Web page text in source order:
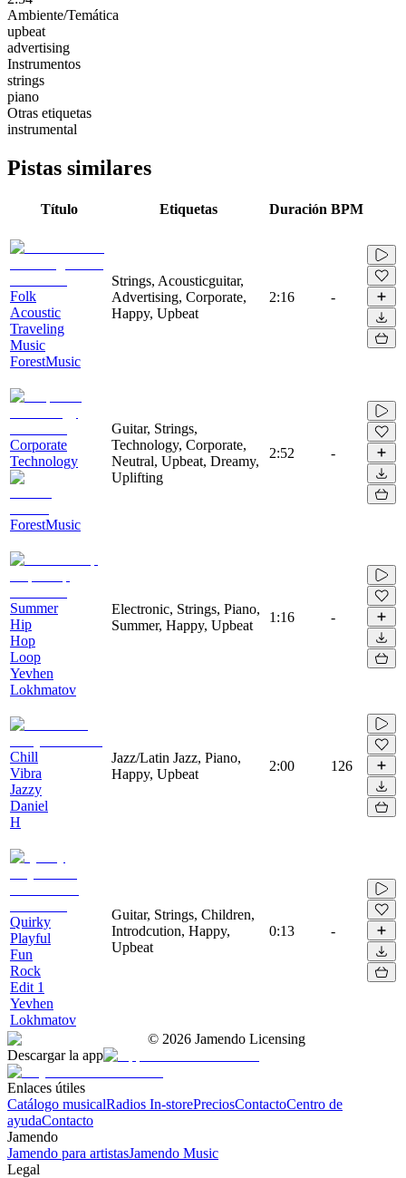
Ambiente/Temática
upbeat
advertising
Instrumentos
strings
piano
Otras etiquetas
instrumental
Pistas similares
Título Etiquetas Duración BPM
Folk
Acoustic
Traveling
Music
ForestMusic
Strings, Acousticguitar,
Advertising, Corporate,
Happy, Upbeat
2:16 -
Corporate
Technology
ForestMusic
Guitar, Strings,
Technology, Corporate,
Neutral, Upbeat, Dreamy,
Uplifting
2:52 -
Summer
Hip
Hop
Loop
Yevhen
Lokhmatov
Electronic, Strings, Piano,
Summer, Happy, Upbeat
1:16 -
Chill
Vibra
Jazzy
Daniel
H
Jazz/Latin Jazz, Piano,
Happy, Upbeat
2:00 126
Quirky
Playful
Fun
Rock
Edit 1
Yevhen
Lokhmatov
Guitar, Strings, Children,
Introdcution, Happy,
Upbeat
0:13 -
© 2026 Jamendo Licensing
Descargar la app
Enlaces útiles
Catálogo musicalRadios In-storePreciosContactoCentro de
ayudaContacto
Jamendo
Jamendo para artistasJamendo Music
Legal